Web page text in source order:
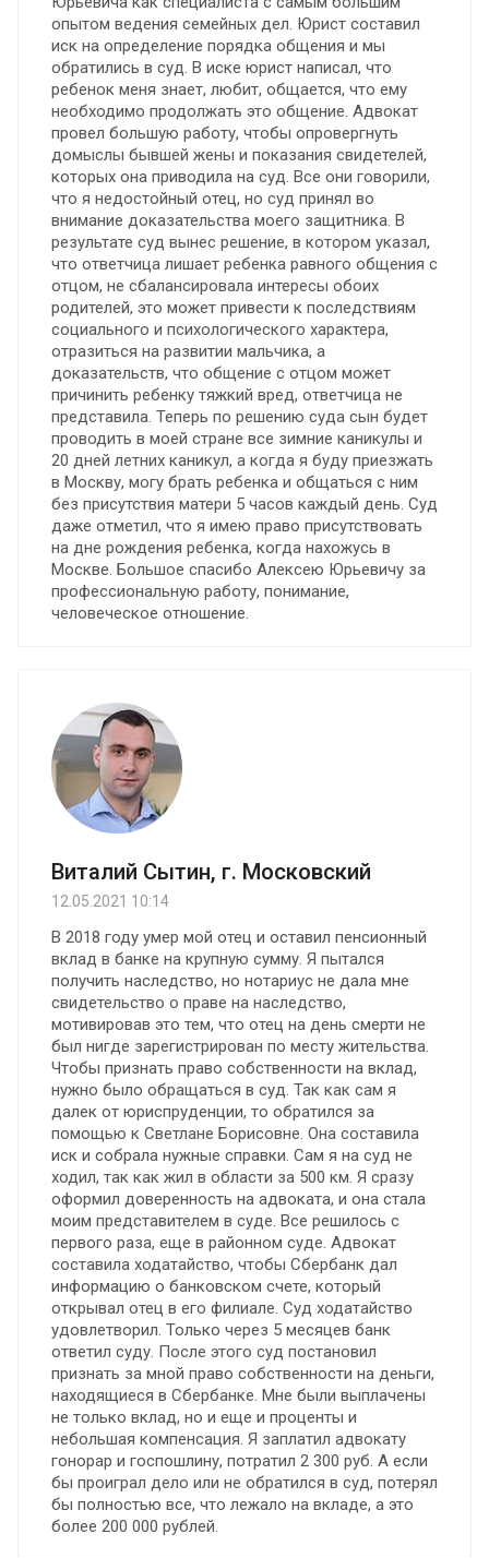
опытом ведения семейных дел. Юрист составил
иск на определение порядка общения и мы
обратились в суд. В иске юрист написал, что
ребенок меня знает, любит, общается, что ему
необходимо продолжать это общение. Адвокат
провел большую работу, чтобы опровергнуть
домыслы бывшей жены и показания свидетелей,
которых она приводила на суд. Все они говорили,
что я недостойный отец, но суд принял во
внимание доказательства моего защитника. В
результате суд вынес решение, в котором указал,
что ответчица лишает ребенка равного общения с
отцом, не сбалансировала интересы обоих
родителей, это может привести к последствиям
социального и психологического характера,
отразиться на развитии мальчика, а
доказательств, что общение с отцом может
причинить ребенку тяжкий вред, ответчица не
представила. Теперь по решению суда сын будет
проводить в моей стране все зимние каникулы и
20 дней летних каникул, а когда я буду приезжать
в Москву, могу брать ребенка и общаться с ним
без присутствия матери 5 часов каждый день. Суд
даже отметил, что я имею право присутствовать
на дне рождения ребенка, когда нахожусь в
Москве. Большое спасибо Алексею Юрьевичу за
профессиональную работу, понимание,
человеческое отношение.
Виталий Сытин, г. Московский
12.05.2021 10:14
В 2018 году умер мой отец и оставил пенсионный
вклад в банке на крупную сумму. Я пытался
получить наследство, но нотариус не дала мне
свидетельство о праве на наследство,
мотивировав это тем, что отец на день смерти не
был нигде зарегистрирован по месту жительства.
Чтобы признать право собственности на вклад,
нужно было обращаться в суд. Так как сам я
далек от юриспруденции, то обратился за
помощью к Светлане Борисовне. Она составила
иск и собрала нужные справки. Сам я на суд не
ходил, так как жил в области за 500 км. Я сразу
оформил доверенность на адвоката, и она стала
моим представителем в суде. Все решилось с
первого раза, еще в районном суде. Адвокат
составила ходатайство, чтобы Сбербанк дал
информацию о банковском счете, который
открывал отец в его филиале. Суд ходатайство
удовлетворил. Только через 5 месяцев банк
ответил суду. После этого суд постановил
признать за мной право собственности на деньги,
находящиеся в Сбербанке. Мне были выплачены
не только вклад, но и еще и проценты и
небольшая компенсация. Я заплатил адвокату
гонорар и госпошлину, потратил 2 300 руб. А если
бы проиграл дело или не обратился в суд, потерял
бы полностью все, что лежало на вкладе, а это
более 200 000 рублей.